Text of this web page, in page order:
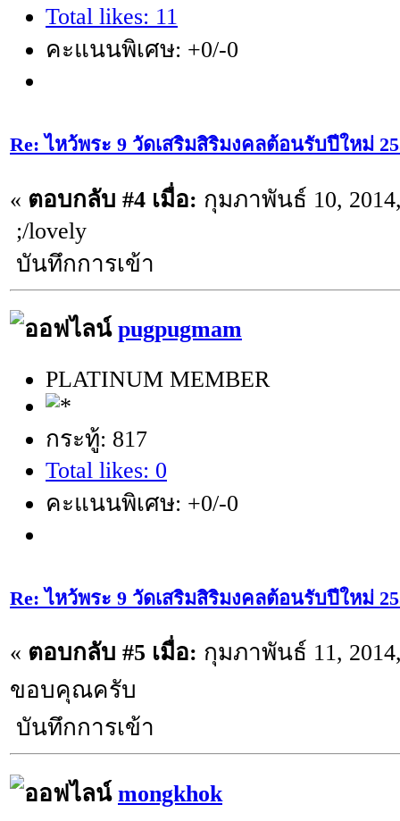
Total likes: 11
คะแนนพิเศษ: +0/-0
Re: ไหว้พระ 9 วัดเสริมสิริมงคลต้อนรับปีใหม่
« ตอบกลับ #4 เมื่อ: กุมภาพันธ์ 10,
;/lovely
บันทึกการเข้า
pugpugmam
PLATINUM MEMBER
กระทู้: 817
Total likes: 0
คะแนนพิเศษ: +0/-0
Re: ไหว้พระ 9 วัดเสริมสิริมงคลต้อนรับปีใหม่
« ตอบกลับ #5 เมื่อ: กุมภาพันธ์ 11,
ขอบคุณครับ
บันทึกการเข้า
mongkhok